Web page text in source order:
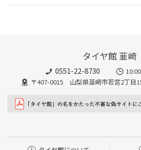
タイヤ館 韮崎
0551-22-8730
〒407-0015 山梨県韮崎市若宮2丁目